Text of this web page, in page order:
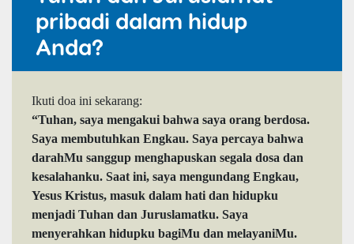
pribadi dalam hidup
Anda?
Ikuti doa ini sekarang:
“Tuhan, saya mengakui bahwa saya orang berdosa.
Saya membutuhkan Engkau. Saya percaya bahwa
darahMu sanggup menghapuskan segala dosa dan
kesalahanku. Saat ini, saya mengundang Engkau,
Yesus Kristus, masuk dalam hati dan hidupku
menjadi Tuhan dan Juruslamatku. Saya
menyerahkan hidupku bagiMu dan melayaniMu.